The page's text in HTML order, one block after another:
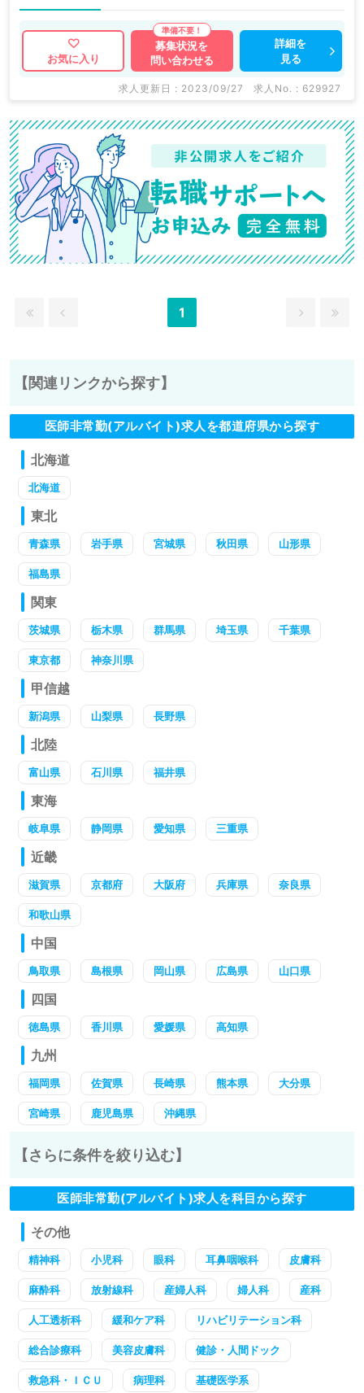
お気に入り
募集状況を
問い合わせる
詳細を
見る
求人更新日 : 2023/09/27 求人No. : 629927
1
【関連リンクから探す】
医師非常勤(アルバイト)求人を都道府県から探す
北海道
北海道
東北
青森県 岩手県 宮城県 秋田県 山形県
福島県
関東
茨城県 栃木県 群馬県 埼玉県 千葉県
東京都 神奈川県
甲信越
新潟県 山梨県 長野県
北陸
富山県 石川県 福井県
東海
岐阜県 静岡県 愛知県 三重県
近畿
滋賀県 京都府 大阪府 兵庫県 奈良県
和歌山県
中国
鳥取県 島根県 岡山県 広島県 山口県
四国
徳島県 香川県 愛媛県 高知県
九州
福岡県 佐賀県 長崎県 熊本県 大分県
宮崎県 鹿児島県 沖縄県
【さらに条件を絞り込む】
医師非常勤(アルバイト)求人を科目から探す
その他
精神科 小児科 眼科 耳鼻咽喉科 皮膚科
麻酔科 放射線科 産婦人科 婦人科 産科
人工透析科 緩和ケア科 リハビリテーション科
総合診療科 美容皮膚科 健診・人間ドック
救急科・ＩＣＵ 病理科 基礎医学系